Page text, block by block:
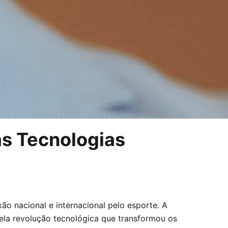
Tecnologias
nacional e internacional pelo esporte. A
revolução tecnológica que transformou os